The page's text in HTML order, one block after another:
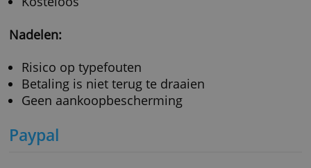
hierna). Deze voor- en nadelen gelden voor
bankoverschrijving die je zelf invult, zonder
Voordelen:
Geaccepteerd bij de meeste Nederlandse